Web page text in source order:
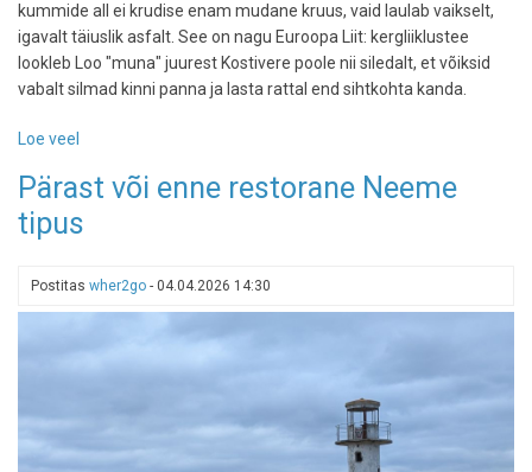
kummide all ei krudise enam mudane kruus, vaid laulab vaikselt,
igavalt täiuslik asfalt. See on nagu Euroopa Liit: kergliiklustee
lookleb Loo "muna" juurest Kostivere poole nii siledalt, et võiksid
vabalt silmad kinni panna ja lasta rattal end sihtkohta kanda.
Loe veel
joani
ja
mööda
Pärast või enne restorane Neeme
tipus
Postitas wher2go - 04.04.2026 14:30